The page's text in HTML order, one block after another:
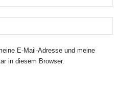
E-Mail-Adresse und meine
in diesem Browser.